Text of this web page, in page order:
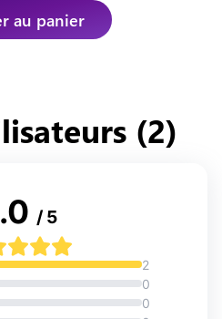
au panier
(2)
/ 5
2
0
0